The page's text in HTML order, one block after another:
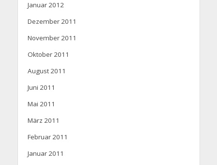
Januar 2012
Dezember 2011
November 2011
Oktober 2011
August 2011
Juni 2011
Mai 2011
März 2011
Februar 2011
Januar 2011